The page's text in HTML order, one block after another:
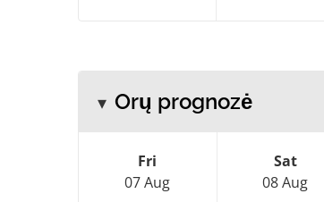
Orų prognozė
Fri
07 Aug
Sat
08 Aug